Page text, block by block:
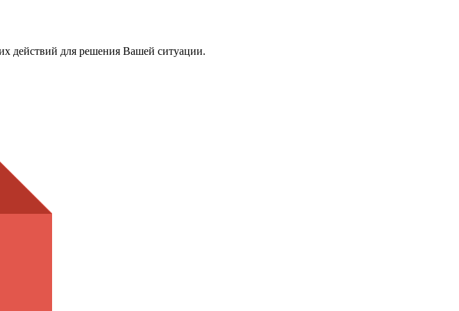
действий для решения Вашей ситуации.